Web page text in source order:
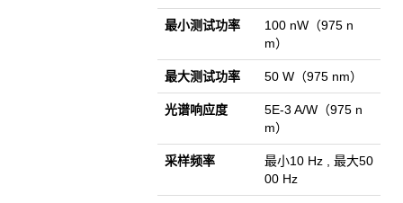
最小测试功率
100 nW（975 n
m）
最大测试功率 50 W（975 nm）
光谱响应度
5E-3 A/W（975 n
m）
采样频率
最小10 Hz , 最大50
00 Hz